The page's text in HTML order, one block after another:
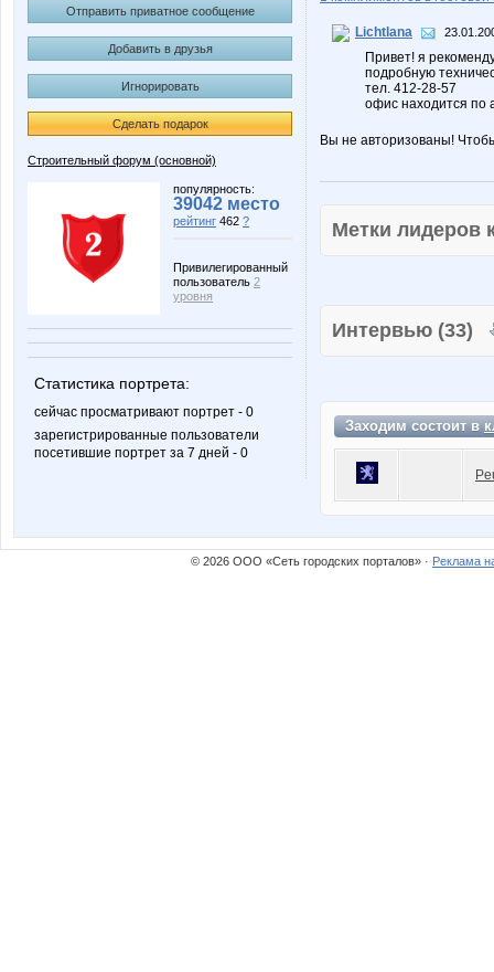
Отправить приватное сообщение
Добавить в друзья
Игнорировать
Сделать подарок
Строительный форум (основной)
популярность:
39042 место
рейтинг 462 ?
Привилегированный
пользователь 2
уровня
Статистика портрета:
сейчас просматривают портрет - 0
зарегистрированные пользователи
посетившие портрет за 7 дней - 0
Lichtlana
Привет! я
подробную
тел. 412-28-57
офис находится по
Вы не авторизованы!
Метки
Интервью (33)
Заходим состоит в
© 2026 ООО «Сеть городских порталов» · Реклама